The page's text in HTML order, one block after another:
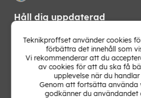
Håll dig uppdaterad
Få de senaste nyheterna, hetaste
bästa tipsen från oss direkt i din
vårt nyhetsbrev!
Teknikproffset använder cookies
förbättra det innehåll som
Vi rekommenderar att du
av cookies för att du ska få
upplevelse när du
Genom att fortsätta använda
godkänner du användandet